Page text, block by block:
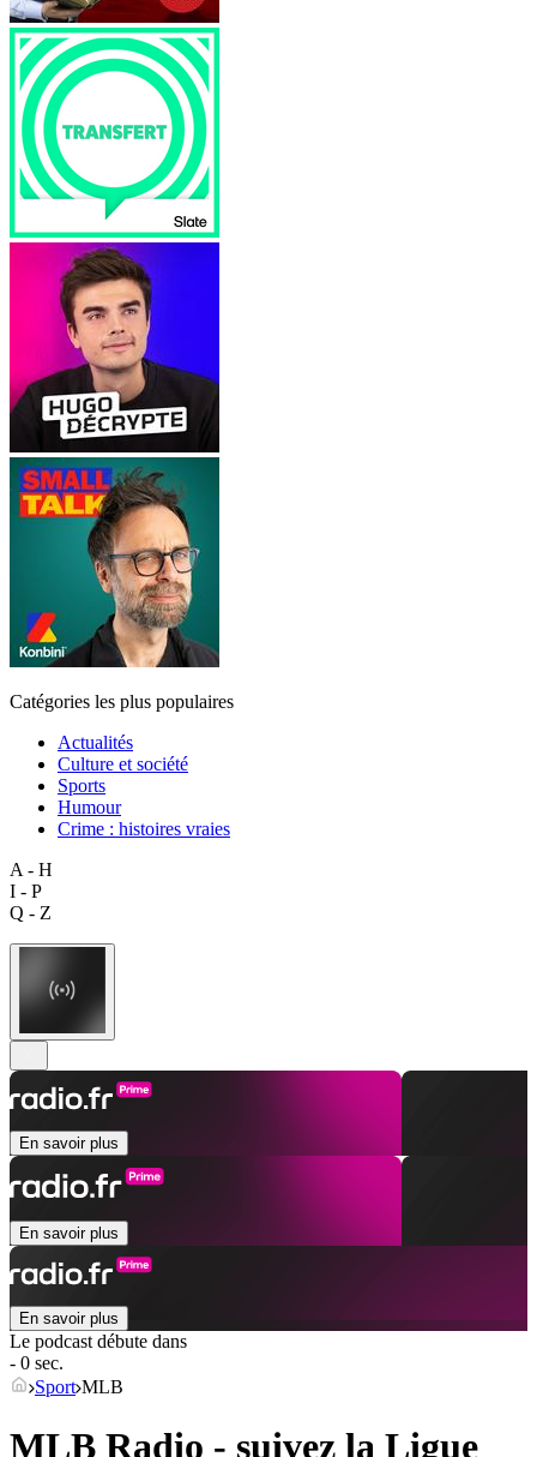
Catégories les plus populaires
Actualités
Culture et société
Sports
Humour
Crime : histoires vraies
A - H
I - P
Q - Z
En savoir plus
En savoir plus
En savoir plus
Le podcast débute dans
- 0 sec.
Sport MLB
MLB Radio - suivez la Ligue